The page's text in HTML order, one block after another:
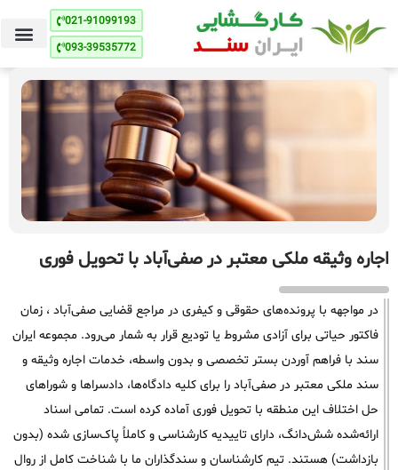
021-91099193
093-39535772
اجاره وثیقه ملکی معتبر در صفی‌آباد با تحویل فوری
در مواجهه با پرونده‌های حقوقی و کیفری در مراجع قضایی صفی‌آباد ، زمان
فاکتور حیاتی برای آزادی مشروط یا تودیع قرار به شمار می‌رود. مجموعه ایران
سند با فراهم آوردن بستر تخصصی و بدون واسطه، خدمات اجاره وثیقه و
سند ملکی معتبر در صفی‌آباد را برای کلیه دادگاه‌ها، دادسراها و شوراهای
حل اختلاف این منطقه با تحویل فوری آماده کرده است. تمامی اسناد
ارائه‌شده شش‌دانگ، دارای تاییدیه کارشناسی و کاملاً پاک‌سازی شده (بدون
بازداشت) هستند. تیم کارشناسان و سندگذاران ما با شناخت کامل از روال